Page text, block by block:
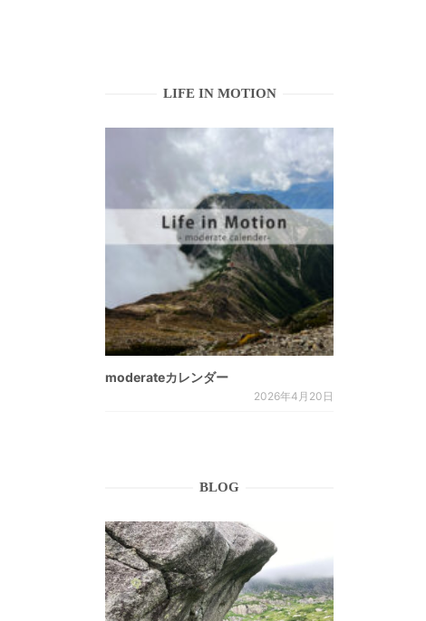
LIFE IN MOTION
moderateカレンダー
2026年4月20日
BLOG